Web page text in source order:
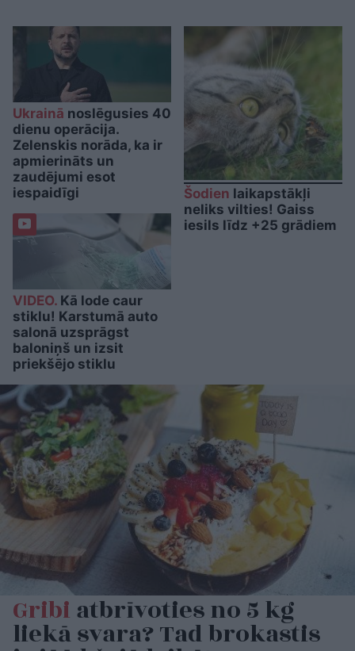
Ukrainā noslēgusies 40
dienu operācija.
Zelenskis norāda, ka ir
apmierināts un
zaudējumi esot
iespaidīgi
VIDEO. Kā lode caur
stiklu! Karstumā auto
salonā uzsprāgst
baloniņš un izsit
priekšējo stiklu
Šodien laikapstākļi
neliks vilties! Gaiss
iesils līdz +25 grādiem
Gribiatbrīvoties no 5 kg
liekā svara? Tad brokastis